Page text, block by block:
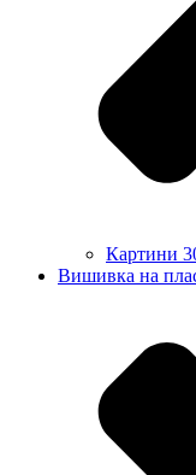
Картини
Вишивка на